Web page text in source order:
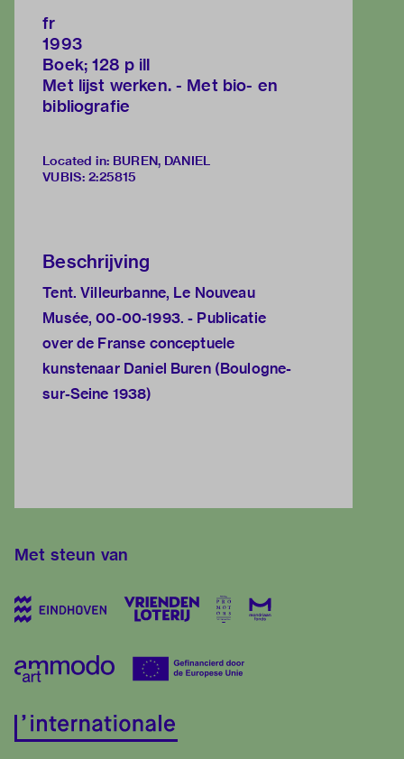
fr
1993
Boek; 128 p ill
Met lijst werken. - Met bio- en
bibliografie
Located in: BUREN, DANIEL
VUBIS: 2:25815
Beschrijving
Tent. Villeurbanne, Le Nouveau
Musée, 00-00-1993. - Publicatie
over de Franse conceptuele
kunstenaar Daniel Buren (Boulogne-
sur-Seine 1938)
Met steun van